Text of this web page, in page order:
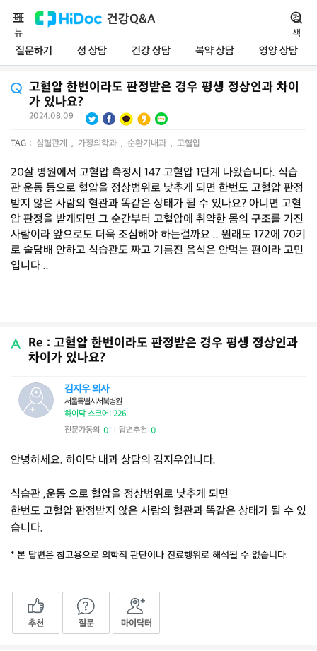
건강Q&A
질문하기 성 상담 건강 상담 복약 상담 영양 상담
메
뉴
검
색
고혈압 한번이라도 판정받은 경우 평생 정상인과 차이
가 있나요?
2024.08.09
TAG : 심혈관계 , 가정의학과 , 순환기내과 , 고혈압
20살 병원에서 고혈압 측정시 147 고혈압 1단계 나왔습니다. 식습
관 운동 등으로 혈압을 정상범위로 낮추게 되면 한번도 고혈압 판정
받지 않은 사람의 혈관과 똑같은 상태가 될 수 있나요? 아니면 고혈
압 판정을 받게되면 그 순간부터 고혈압에 취약한 몸의 구조를 가진
사람이라 앞으로도 더욱 조심해야 하는걸까요 .. 원래도 172에 70키
로 술담배 안하고 식습관도 짜고 기름진 음식은 안먹는 편이라 고민
입니다 ..
Re : 고혈압 한번이라도 판정받은 경우 평생 정상인과
차이가 있나요?
김지우 의사
서울특별시서북병원
하이닥 스코어: 226
전문가동의 0 답변추천 0
안녕하세요. 하이닥 내과 상담의 김지우입니다.
식습관 ,운동 으로 혈압을 정상범위로 낮추게 되면
한번도 고혈압 판정받지 않은 사람의 혈관과 똑같은 상태가 될 수 있
습니다.
* 본 답변은 참고용으로 의학적 판단이나 진료행위로 해석될 수 없습니다.
추천 질문 마이닥터